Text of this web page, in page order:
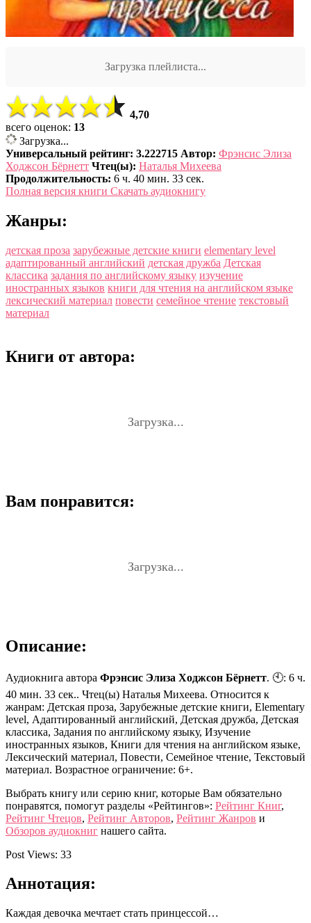
Загрузка плейлиста...
4,70
всего оценок: 13
Загрузка...
Универсальный рейтинг: 3.222715 Автор: Фрэнсис Элиза
Ходжсон Бёрнетт Чтец(ы): Наталья Михеева
Продолжительность: 6 ч. 40 мин. 33 сек.
Полная версия книги Скачать аудиокнигу
Жанры:
детская проза зарубежные детские книги elementary level
адаптированный английский детская дружба Детская
классика задания по английскому языку изучение
иностранных языков книги для чтения на английском языке
лексический материал повести семейное чтение текстовый
материал
Книги от автора:
Загрузка...
Вам понравится:
Загрузка...
Описание:
Аудиокнига автора Фрэнсис Элиза Ходжсон Бёрнетт. 🕙: 6 ч.
40 мин. 33 сек.. Чтец(ы) Наталья Михеева. Относится к
жанрам: Детская проза, Зарубежные детские книги, Elementary
level, Адаптированный английский, Детская дружба, Детская
классика, Задания по английскому языку, Изучение
иностранных языков, Книги для чтения на английском языке,
Лексический материал, Повести, Семейное чтение, Текстовый
материал. Возрастное ограничение: 6+.
Выбрать книгу или серию книг, которые Вам обязательно
понравятся, помогут разделы «Рейтингов»: Рейтинг Книг,
Рейтинг Чтецов, Рейтинг Авторов, Рейтинг Жанров и
Обзоров аудиокниг нашего сайта.
Post Views: 33
Аннотация:
Каждая девочка мечтает стать принцессой…